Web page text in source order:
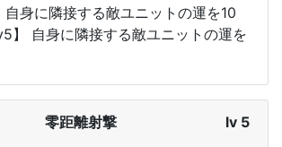
自身に隣接する敵ユニットの運を10
】 自身に隣接する敵ユニットの運を
零距離射撃 lv 5